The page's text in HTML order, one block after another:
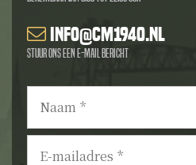
info@cm1940.nl
Stuur ons een e-mail bericht
Naam *
E-
mailadres *